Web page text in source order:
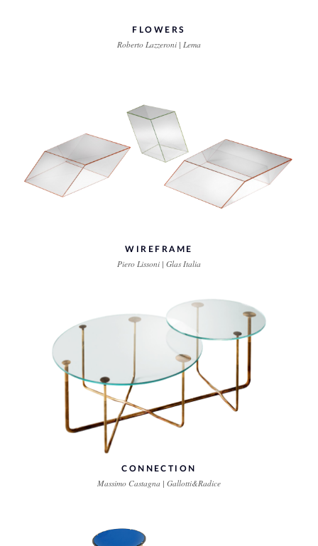
FLOWERS
Roberto Lazzeroni | Lema
WIREFRAME
Piero Lissoni | Glas Italia
CONNECTION
Massimo Castagna | Gallotti&Radice